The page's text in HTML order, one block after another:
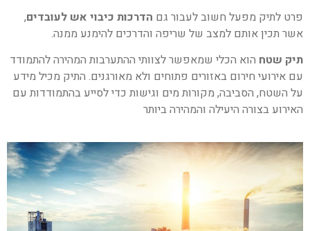
פרט לתיק מפעל חשוב לעבור גם הדרכות כיבוי אש לעובדים,
אשר תכין אותם למצב של שריפה והדרכים להימנע ממנה.
תיק שטח הוא הכלי שמאפשר לצוותי ההתערבות המהירה להתמודד
עם אירועי חירום באזורים פתוחים ולא מאורגנים. התיק מכיל מידע
על השטח, הסביבה, מקורות מים וגישות כדי לסייע בהתמודדות עם
האירוע בצורה היעילה והמהירה ביותר